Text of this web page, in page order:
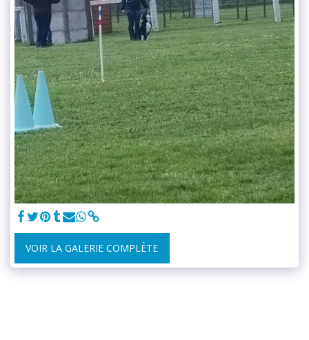
VOIR LA GALERIE COMPLÈTE